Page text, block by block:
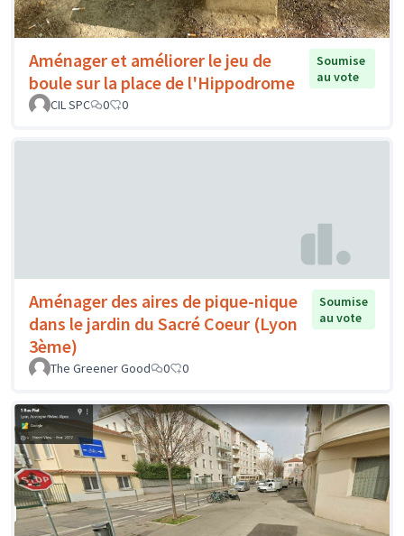
Aménager et améliorer le jeu de
boule sur la place de l'Hippodrome
Soumise
au vote
CIL SPC
0 0
Aménager des aires de pique-nique
dans le jardin du Sacré Coeur (Lyon
3ème)
Soumise
au vote
The Greener Good 0 0